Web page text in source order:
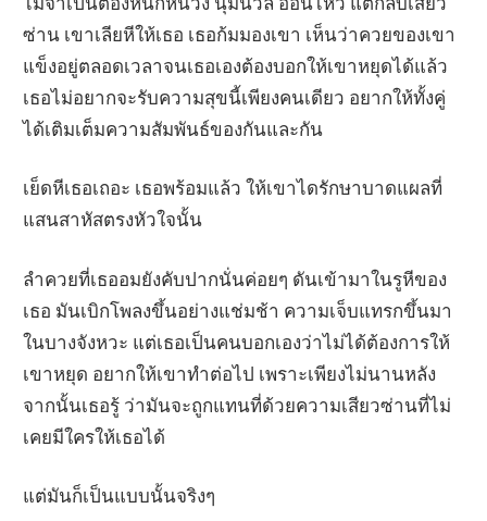
ซ่าน เขาเลียหีให้เธอ เธอก้มมองเขา เห็นว่าควยของเขา
แข็งอยู่ตลอดเวลาจนเธอเองต้องบอกให้เขาหยุดได้แล้ว
เธอไม่อยากจะรับความสุขนี้เพียงคนเดียว อยากให้ทั้งคู่
ได้เติมเต็มความสัมพันธ์ของกันและกัน
เย็ดหีเธอเถอะ เธอพร้อมแล้ว ให้เขาไดรักษาบาดแผลที่
แสนสาหัสตรงหัวใจนั้น
ลำควยที่เธออมยังคับปากนั่นค่อยๆ ดันเข้ามาในรูหีของ
เธอ มันเบิกโพลงขึ้นอย่างแช่มช้า ความเจ็บแทรกขึ้นมา
ในบางจังหวะ แต่เธอเป็นคนบอกเองว่าไม่ได้ต้องการให้
เขาหยุด อยากให้เขาทำต่อไป เพราะเพียงไม่นานหลัง
จากนั้นเธอรู้ ว่ามันจะถูกแทนที่ด้วยความเสียวซ่านที่ไม่
เคยมีใครให้เธอได้
แต่มันก็เป็นแบบนั้นจริงๆ